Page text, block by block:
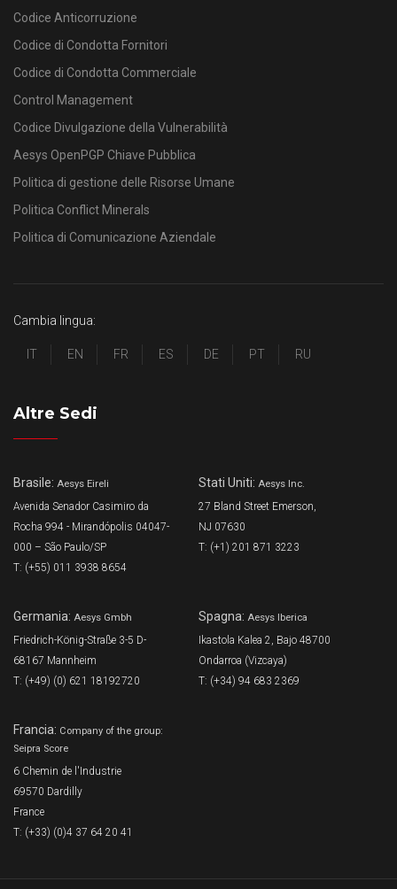
Codice Anticorruzione
Codice di Condotta Fornitori
Codice di Condotta Commerciale
Control Management
Codice Divulgazione della Vulnerabilità
Aesys OpenPGP Chiave Pubblica
Politica di gestione delle Risorse Umane
Politica Conflict Minerals
Politica di Comunicazione Aziendale
Cambia lingua:
IT EN FR ES DE PT RU
Altre Sedi
Brasile: Aesys Eireli
Avenida Senador Casimiro da
Rocha 994 - Mirandópolis 04047-
000 – São Paulo/SP
T: (+55) 011 3938 8654
Stati Uniti: Aesys Inc.
27 Bland Street Emerson,
NJ 07630
T: (+1) 201 871 3223
Germania: Aesys Gmbh
Friedrich-König-Straße 3-5 D-
68167 Mannheim
T: (+49) (0) 621 18192720
Spagna: Aesys Iberica
Ikastola Kalea 2, Bajo 48700
Ondarroa (Vizcaya)
T: (+34) 94 683 2369
Francia: Company of the group:
Seipra Score
6 Chemin de l'Industrie
69570 Dardilly
France
T: (+33) (0)4 37 64 20 41